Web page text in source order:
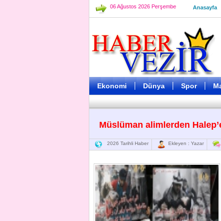
06 Ağustos 2026 Perşembe Anasayfa
Ekonomi Dünya Spor
Müslüman alimlerden
2026 Tarihli Haber Ekleyen : Yazar